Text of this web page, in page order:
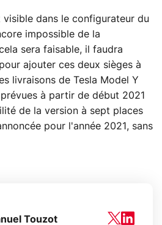
visible dans le configurateur du
impossible de la
sera faisable, il faudra
ajouter ces deux sièges à
livraisons de Tesla Model Y
à partir de début 2021
de la version à sept places
pour l'année 2021, sans
Touzot